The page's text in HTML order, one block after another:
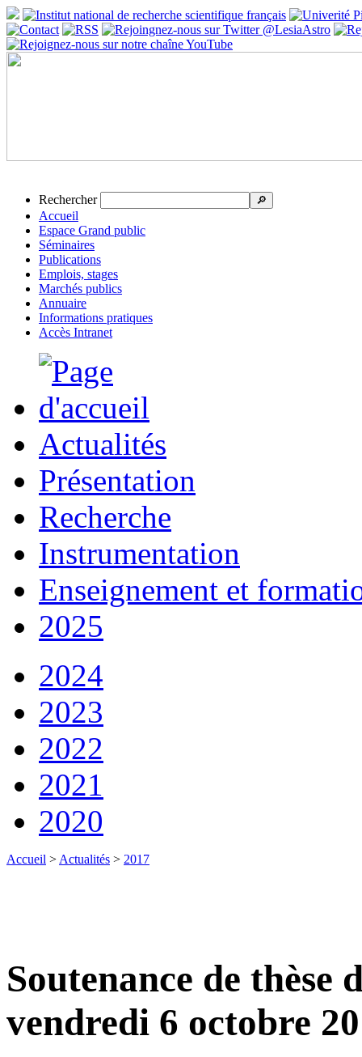
Rechercher 🔎
Accueil
Espace Grand public
Séminaires
Publications
Emplois, stages
Marchés publics
Annuaire
Informations pratiques
Accès Intranet
Actualités
Présentation
Recherche
Instrumentation
Enseignement et
2025
2024
2023
2022
2021
2020
Accueil > Actualités > 2017
Soutenance de thèse
vendredi 6 octobre